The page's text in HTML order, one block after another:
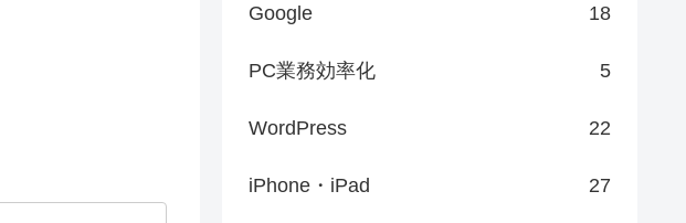
Google 18
PC業務効率化 5
WordPress 22
iPhone・iPad 27